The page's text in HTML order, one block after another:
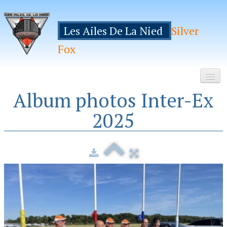
Les Ailes De La Nied
Silver
Fox
Accueil
Inscription
Manifestations
Hebergements
Album photos Inter-Ex
2025